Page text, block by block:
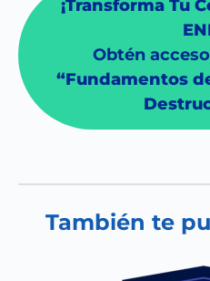
¡Transforma Tu
Obtén
“Fundamentos
También te